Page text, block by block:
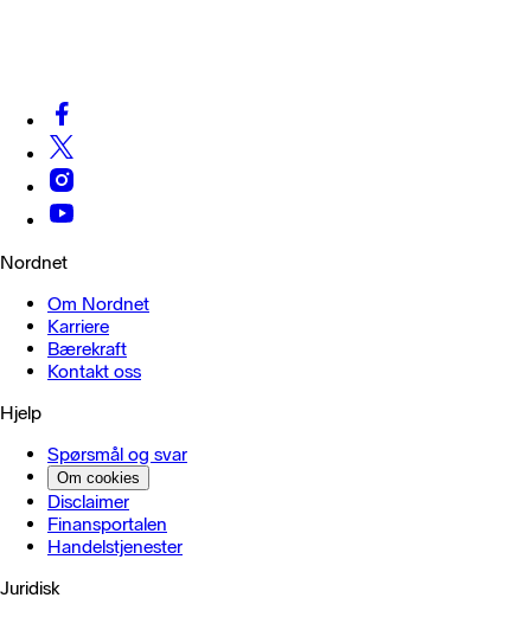
Nordnet
Om Nordnet
Karriere
Bærekraft
Kontakt oss
Hjelp
Spørsmål og svar
Om cookies
Disclaimer
Finansportalen
Handels­tjenester
Juridisk